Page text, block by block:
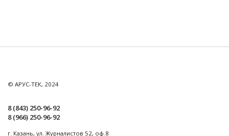
© АРУС-ТЕК, 2024
8 (843) 250-96-92
8 (966) 250-96-92
г. Казань, ул. Журналистов 52, оф.8